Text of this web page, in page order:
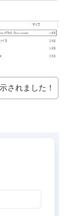
されました！